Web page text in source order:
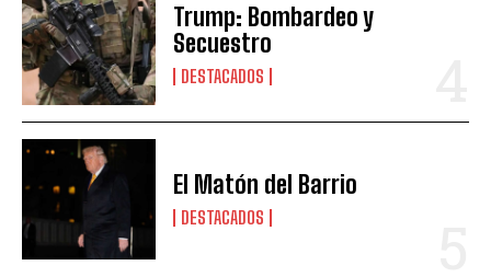
Trump: Bombardeo y
Secuestro
DESTACADOS
El Matón del Barrio
DESTACADOS